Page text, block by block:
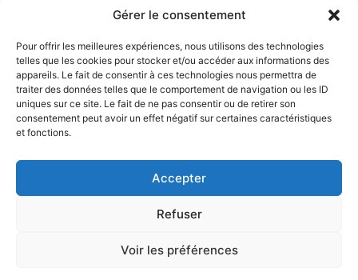
Gérer le consentement
Pour offrir les meilleures expériences, nous utilisons des technologies
telles que les cookies pour stocker et/ou accéder aux informations des
appareils. Le fait de consentir à ces technologies nous permettra de
traiter des données telles que le comportement de navigation ou les ID
uniques sur ce site. Le fait de ne pas consentir ou de retirer son
consentement peut avoir un effet négatif sur certaines caractéristiques
et fonctions.
Accepter
Refuser
Voir les préférences
À PROPOS
SUIVEZ NOUS